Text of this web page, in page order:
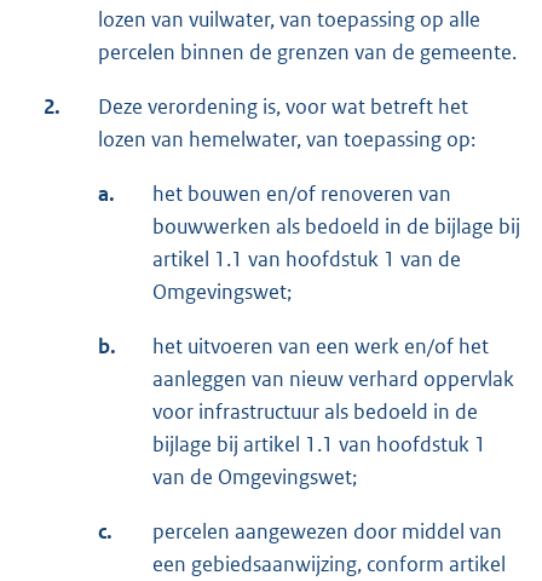
lozen van vuilwater, van toepassing op alle
percelen binnen de grenzen van de gemeente.
2.
Deze verordening is, voor wat betreft het
lozen van hemelwater, van toepassing op:
a.
het bouwen en/of renoveren van
bouwwerken als bedoeld in de bijlage bij
artikel 1.1 van hoofdstuk 1 van de
Omgevingswet;
b.
het uitvoeren van een werk en/of het
aanleggen van nieuw verhard oppervlak
voor infrastructuur als bedoeld in de
bijlage bij artikel 1.1 van hoofdstuk 1
van de Omgevingswet;
c.
percelen aangewezen door middel van
een gebiedsaanwijzing, conform artikel